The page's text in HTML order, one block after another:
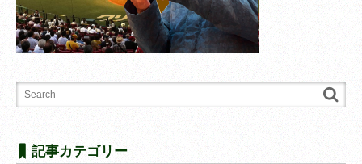
記事カテゴリー